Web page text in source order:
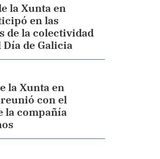
la Xunta en
en las
de la colectividad
Día de Galicia
la Xunta en
con el
la compañía